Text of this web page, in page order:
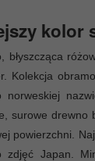
kolor
błyszcząca
Kolekcja
norweskiej
surowe drewno
powierzchni.
Japan.